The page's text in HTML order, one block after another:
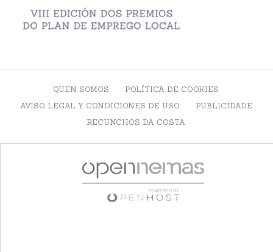
QUEN SOMOS
POLÍTICA DE COOKIES
AVISO LEGAL Y CONDICIONES DE USO
PUBLICIDADE
RECUNCHOS DA COSTA